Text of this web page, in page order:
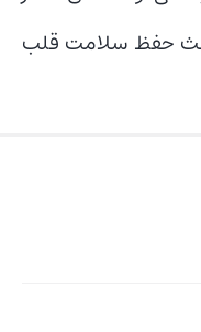
حفظ سلامت قلب